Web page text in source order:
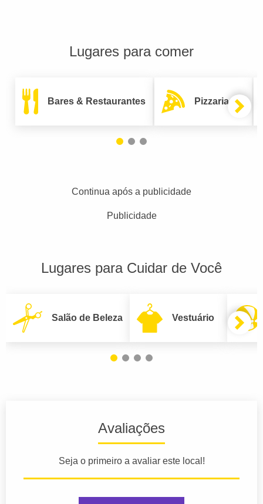
Lugares para comer
Bares & Restaurantes Pizzarias
Continua após a publicidade
Publicidade
Lugares para Cuidar de Você
Salão de Beleza Vestuário
Avaliações
Seja o primeiro a avaliar este local!